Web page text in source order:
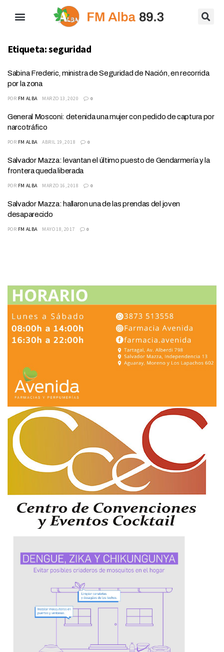
Etiqueta:seguridad
Sabina Frederic, ministra de Seguridad de Nación, en recorrida
por la zona
POR FM ALBA MARZO 13, 2020 0
General Mosconi: detenida una mujer con pedido de captura por
narcotráfico
POR FM ALBA ABRIL 19, 2018 0
Salvador Mazza: levantan el último puesto de Gendarmería y la
frontera queda liberada
POR FM ALBA MARZO 16, 2018 0
Salvador Mazza: hallaron una de las prendas del joven
desaparecido
POR FM ALBA MAYO 18, 2017 0